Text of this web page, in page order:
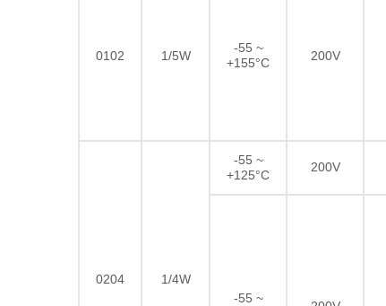
0102 1/5W
-55 ~
+155°C
200V
0204 1/4W
-55 ~
+125°C
200V
-55 ~